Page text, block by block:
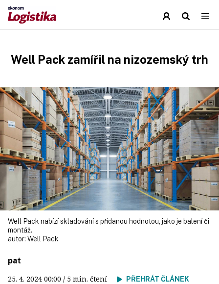
Well Pack zamířil na nizozemský trh
Well Pack nabízí skladování s přidanou hodnotou, jako je balení či
montáž.
autor: Well Pack
pat
25. 4. 2024 00:00 / 5 min. čtení PŘEHRÁT ČLÁNEK